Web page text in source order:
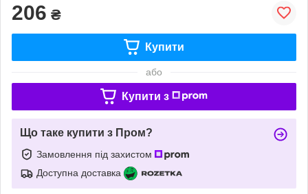
206 ₴
Купити
або
Купити з
Що таке купити з Пром?
Замовлення під захистом
Доступна доставка